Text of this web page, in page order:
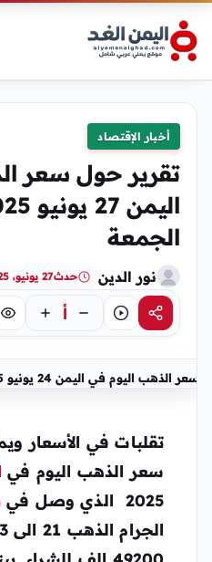
أخبار الإقتصاد
تقرير حول سعر
الجمعة
نور الدين حدث27 يونيو، 2025
مشاركةاستماع أ
سعر الذهب اليوم في اليمن 24 يونيو 2025
تقلبات في الأسعار
سعر الذهب اليوم في
2025 الذي وصل في